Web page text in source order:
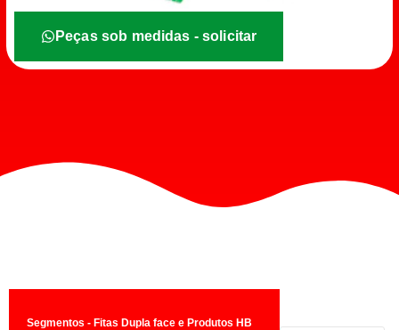
Peças sob medidas - solicitar
Segmentos - Fitas Dupla face e Produtos HB